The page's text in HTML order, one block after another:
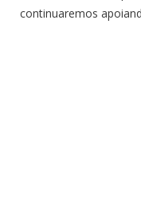
continuaremos